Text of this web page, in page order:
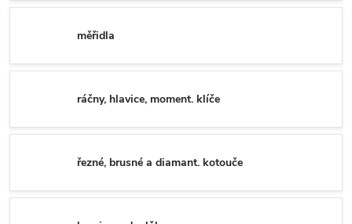
měřidla
ráčny, hlavice, moment. klíče
řezné, brusné a diamant. kotouče